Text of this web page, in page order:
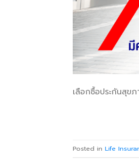
เลือกซื้อประกันสุข
Posted in Life